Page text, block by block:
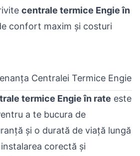
centrale termice Engie în
confort maxim și costuri
Centralei Termice Engie
termice Engie în rate este
a te bucura de
și o durată de viață lungă
corectă și